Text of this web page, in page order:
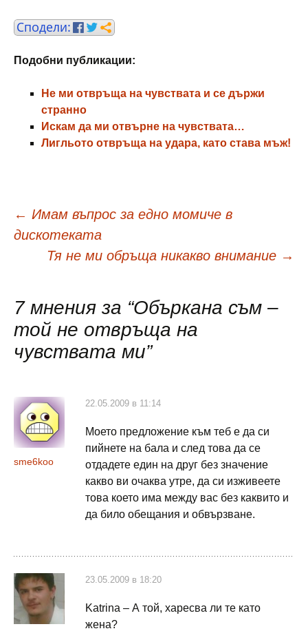
Подобни публикации:
Не ми отвръща на чувствата и се държи
странно
Искам да ми отвърне на чувствата…
Лигльото отвръща на удара, като става мъж!
Навигация
публикациите
← Имам въпрос за едно момиче в
дискотеката
Тя не ми обръща никакво внимание →
7 мнения за “Объркана съм –
той не отвръща на
чувствата ми”
sme6koo
22.05.2009 в 11:14
Моето предложение към теб е да си
пийнете на бала и след това да се
отдадете един на друг без значение
какво ви очаква утре, да си изживеете
това което има между вас без каквито и
да било обещания и обвързване.
23.05.2009 в 18:20
Katrina – А той, харесва ли те като
жена?